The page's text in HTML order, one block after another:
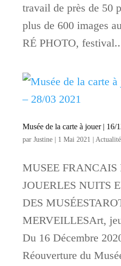
travail de près de 50
plus de 600 images
RÉ PHOTO,
Musée de la carte à jouer | 16/
par Justine| 1 Mai 2021
MUSEE
JOUERLES NUITS
DES
MERVEILLESArt,
Du 16 Décembre
Réouverture du